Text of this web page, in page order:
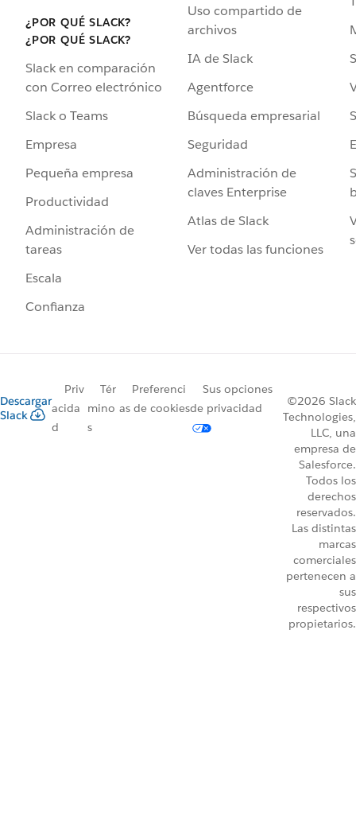
¿POR QUÉ SLACK?
¿POR QUÉ SLACK?
Slack en comparación
con Correo electrónico
Slack o Teams
Empresa
Pequeña empresa
Productividad
Administración de
tareas
Escala
Confianza
Uso compartido de
archivos
IA de Slack
Agentforce
Búsqueda empresarial
Seguridad
Administración de
claves Enterprise
Atlas de Slack
Ver todas las funciones
Descargar
Slack
Priv
acida
d
Tér
mino
s
Preferenci
as de cookies
Sus opciones
de privacidad
©2026 Slack
Technologies,
LLC, una
empresa de
Salesforce.
Todos los
derechos
reservados.
Las distintas
marcas
comerciales
pertenecen a
sus
respectivos
propietarios.